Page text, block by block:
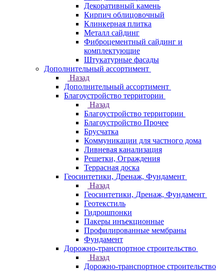
Декоративный камень
Кирпич облицовочный
Клинкерная плитка
Металл сайдинг
Фиброцементный сайдинг и
комплектующие
Штукатурные фасады
Дополнительный ассортимент
Назад
Дополнительный ассортимент
Благоустройство территории
Назад
Благоустройство территории
Благоустройство Прочее
Брусчатка
Коммуникации для частного дома
Ливневая канализация
Решетки, Ограждения
Террасная доска
Геосинтетики, Дренаж, Фундамент
Назад
Геосинтетики, Дренаж, Фундамент
Геотекстиль
Гидрошпонки
Пакеры инъекционные
Профилированные мембраны
Фундамент
Дорожно-транспортное строительство
Назад
Дорожно-транспортное строительство